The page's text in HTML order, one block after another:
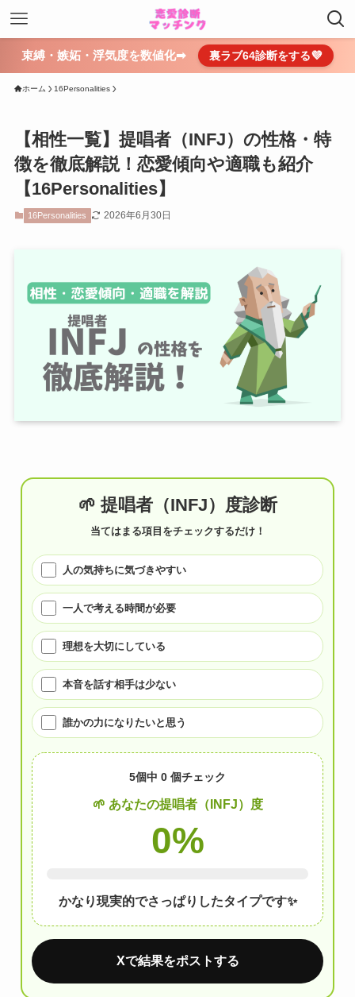
束縛・嫉妬・浮気度を数値化➡ 裏ラブ64診断をする💜
ホーム 16Personalities
【相性一覧】提唱者（INFJ）の性格・特
徴を徹底解説！恋愛傾向や適職も紹介
【16Personalities】
16Personalities 2026年6月30日
🌱 提唱者（INFJ）度診断
当てはまる項目をチェックするだけ！
人の気持ちに気づきやすい
一人で考える時間が必要
理想を大切にしている
本音を話す相手は少ない
誰かの力になりたいと思う
5個中 0 個チェック
🌱 あなたの提唱者（INFJ）度
0%
かなり現実的でさっぱりしたタイプです✨
Xで結果をポストする